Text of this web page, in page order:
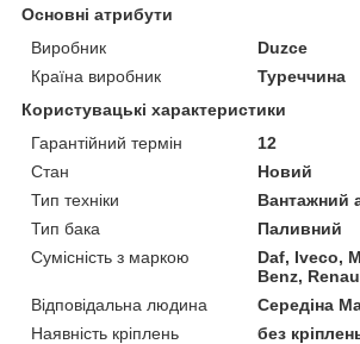
Основні атрибути
Виробник
Duzce
Країна виробник
Туреччина
Користувацькі характеристики
Гарантійний термін
12
Стан
Новий
Тип техніки
Вантажний
Тип бака
Паливний
Сумісність з маркою
Daf, Iveco,
Benz,
Відповідальна людина
Середіна
Наявність кріплень
без